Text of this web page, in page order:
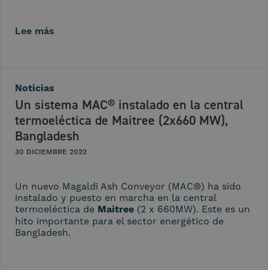
Lee más
Noticias
Un sistema MAC® instalado en la central
termoeléctica de Maitree (2x660 MW),
Bangladesh
30 DICIEMBRE 2022
Un nuevo Magaldi Ash Conveyor (MAC®) ha sido
instalado y puesto en marcha en la central
termoeléctica de Maitree (2 x 660MW). Este es un
hito importante para el sector energético de
Bangladesh.